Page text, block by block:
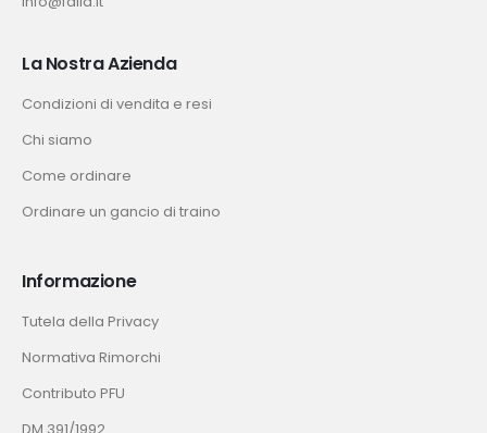
La Nostra Azienda
Condizioni di vendita e resi
Chi siamo
Come ordinare
Ordinare un gancio di traino
Informazione
Tutela della Privacy
Normativa Rimorchi
Contributo PFU